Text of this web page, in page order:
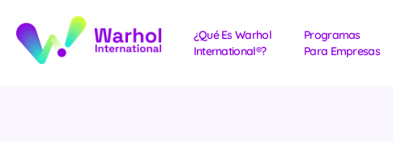
contenido
¿Qué Es Warhol
International®?
Programas
Para Empresas